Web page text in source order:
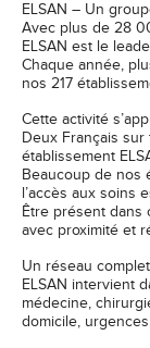
ELSAN – Un
Avec plus de 28
ELSAN est le
Chaque année,
nos 217
Cette activité
Deux Français
établissement
Beaucoup de nos
l’accès aux soins
Être présent dans
avec proximité et
Un réseau
ELSAN intervient
médecine,
domicile,